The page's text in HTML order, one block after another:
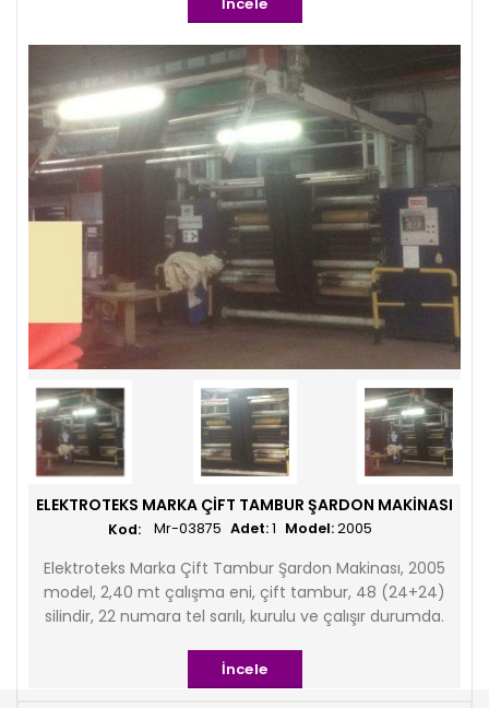
ELEKTROTEKS MARKA ÇIFT TAMBUR ŞARDON MAKINASI
Adet:1 Model:2005
Mr-03875
Elektroteks Marka Çift Tambur Şardon Makinası, 2005
model, 2,40 mt çalışma eni, çift tambur, 48 (24+24)
silindir, 22 numara tel sarılı, kurulu ve çalışır durumda.
İncele